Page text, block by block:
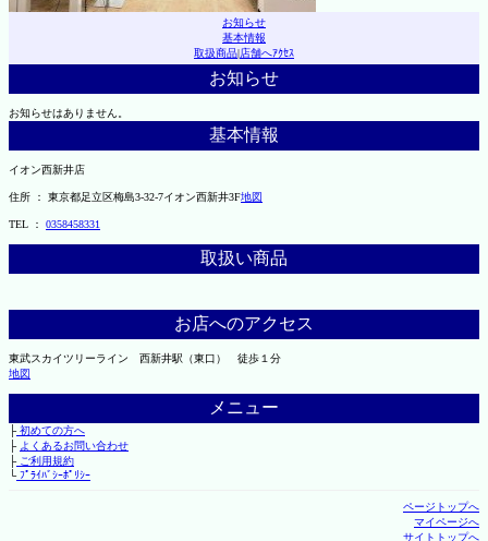
お知らせ
基本情報
取扱商品|店舗へｱｸｾｽ
お知らせ
お知らせはありません。
基本情報
イオン西新井店
住所 ： 東京都足立区梅島3-32-7イオン西新井3F地図
TEL ： 0358458331
取扱い商品
お店へのアクセス
東武スカイツリーライン 西新井駅（東口） 徒歩１分
地図
メニュー
├初めての方へ
├ よくあるお問い合わせ
├ご利用規約
└ﾌﾟﾗｲﾊﾞｼｰﾎﾟﾘｼｰ
ページトップへ
マイページへ
サイトトップへ